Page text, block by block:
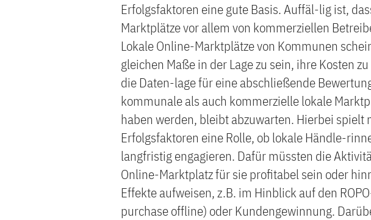
Erfolgsfaktoren eine gute Basis. Auffäl-lig ist,
Marktplätze vor allem von kommerziellen
Lokale Online-Marktplätze von Kommunen
gleichen Maße in der Lage zu sein, ihre Kosten
die Daten-lage für eine abschließende
kommunale als auch kommerzielle lokale
haben werden, bleibt abzuwarten. Hierbei spielt
Erfolgsfaktoren eine Rolle, ob lokale Händle-
langfristig engagieren. Dafür müssten die
Online-Marktplatz für sie profitabel sein oder
Effekte aufweisen, z.B. im Hinblick auf den
purchase offline) oder Kundengewinnung.